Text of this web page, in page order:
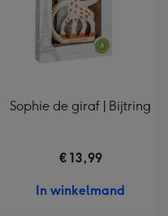
Sophie de giraf | Bijtring
€ 13,99
In winkelmand